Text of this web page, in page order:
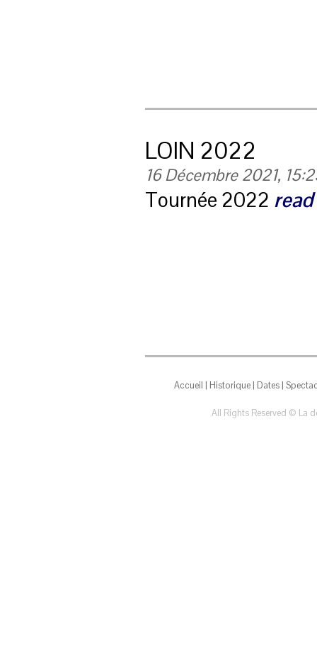
LOIN 2022
16 Décembre 2021,
Tournée 2022
Accueil | Historique | Dates |
All Rights Reserved © La